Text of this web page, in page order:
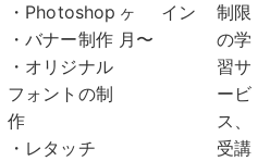
・Photoshop
・バナー制作
・オリジナル
フォントの制
作
・レタッチ
ヶ
月〜
イン
制限
の学
習サ
ービ
ス、
受講